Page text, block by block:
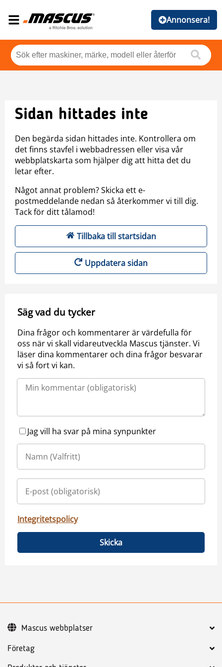
Annonsera!
Sidan hittades inte
Den begärda sidan hittades inte. Kontrollera om
det finns stavfel i webbadressen eller visa vår
webbplatskarta som hjälper dig att hitta det du
letar efter.
Något annat problem? Skicka ett e-
postmeddelande nedan så återkommer vi till dig.
Tack för ditt tålamod!
Tillbaka till startsidan
Uppdatera sidan
Säg vad du tycker
Dina frågor och kommentarer är värdefulla för
oss när vi skall vidareutveckla Mascus tjänster. Vi
läser dina kommentarer och dina frågor besvarar
vi så fort vi kan.
Jag vill ha svar på mina synpunkter
Integritetspolicy
Skicka
Företag
Mascus webbplatser